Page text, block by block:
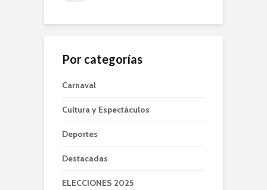
Por categorías
Carnaval
Cultura y Espectáculos
Deportes
Destacadas
ELECCIONES 2025